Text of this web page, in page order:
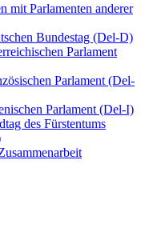
mit Parlamenten anderer
Bundestag (Del-D)
Parlament
Parlament (Del-
Parlament (Del-I)
des Fürstentums